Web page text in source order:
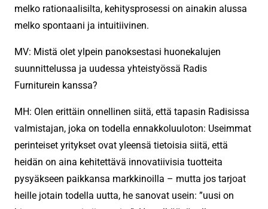
melko rationaalisilta, kehitysprosessi on ainakin alussa
melko spontaani ja intuitiivinen.
MV: Mistä olet ylpein panoksestasi huonekalujen
suunnittelussa ja uudessa yhteistyössä Radis
Furniturein kanssa?
MH: Olen erittäin onnellinen siitä, että tapasin Radisissa
valmistajan, joka on todella ennakkoluuloton: Useimmat
perinteiset yritykset ovat yleensä tietoisia siitä, että
heidän on aina kehitettävä innovatiivisia tuotteita
pysyäkseen paikkansa markkinoilla – mutta jos tarjoat
heille jotain todella uutta, he sanovat usein: ”uusi on